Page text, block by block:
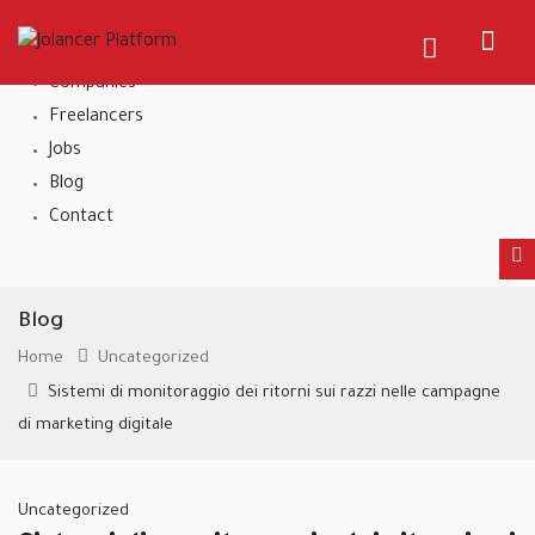
About Us
Companies
Freelancers
Jobs
Blog
Contact
Blog
Home
Uncategorized
Sistemi di monitoraggio dei ritorni sui razzi nelle campagne
di marketing digitale
Uncategorized